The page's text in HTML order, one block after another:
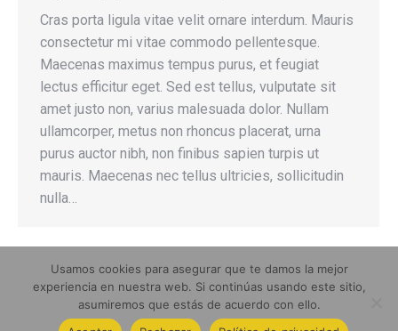
Cras porta ligula vitae velit ornare interdum. Mauris
consectetur mi vitae commodo pellentesque.
Maecenas maximus tempus purus, et feugiat
lectus efficitur eget. Sed est tellus, vulputate sit
amet justo non, varius malesuada dolor. Nullam
ullamcorper, metus non rhoncus placerat, urna
purus auctor nibh, non finibus sapien turpis ut
mauris. Maecenas nec tellus ultricies, sollicitudin
nulla…
2026 Rola-trac Ibérica (Grupo Sanibrun)
Usamos cookies para asegurar que te damos la mejor
experiencia en nuestra web. Si continúas usando este sitio,
asumiremos que estás de acuerdo con ello.